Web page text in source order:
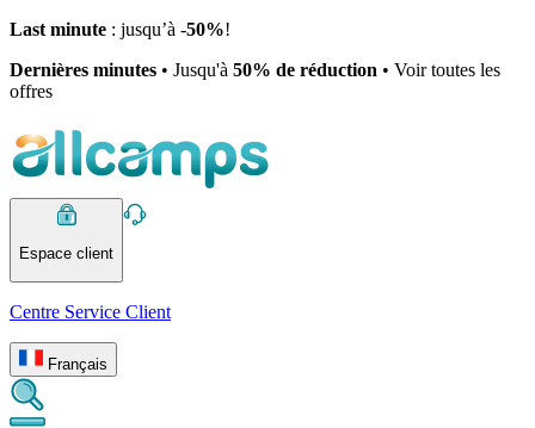
Last minute : jusqu’à -50%!
Dernières minutes • Jusqu'à 50% de réduction • Voir toutes les
offres
Espace client
Centre Service Client
Français